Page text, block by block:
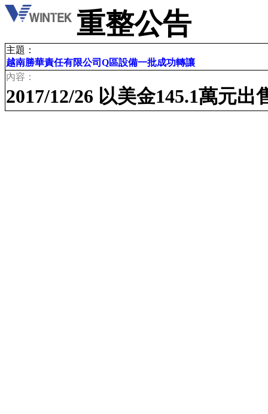
重整公告
主題：
越南勝華責任有限公司Q區設備一批成功轉讓
內容：
2017/12/26 以美金145.1萬元出